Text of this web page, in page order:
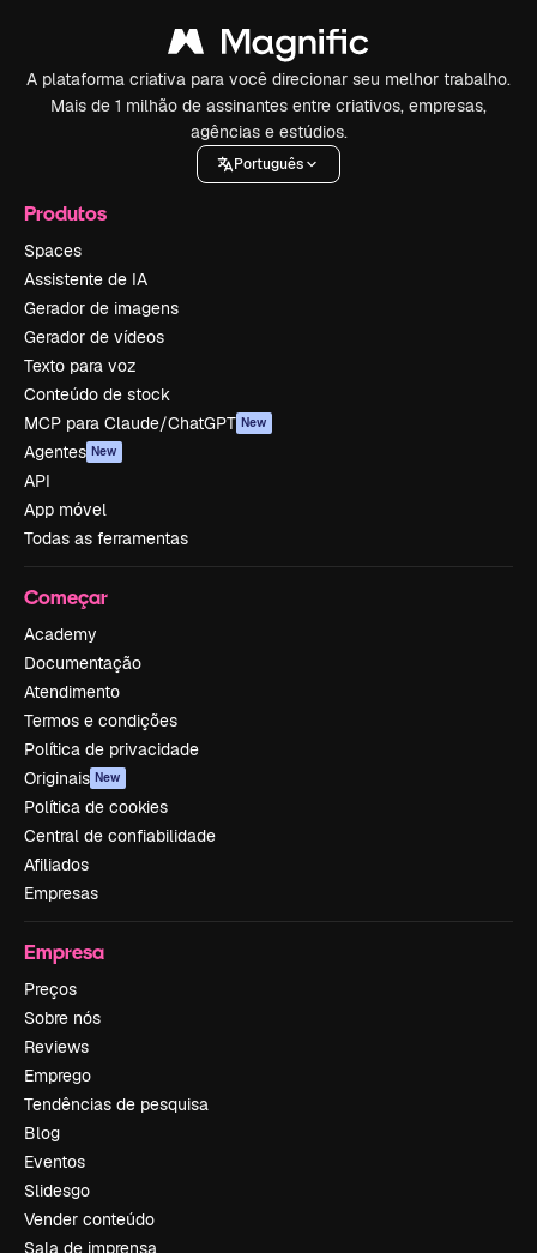
A plataforma criativa para você direcionar seu melhor trabalho.
Mais de 1 milhão de assinantes entre criativos, empresas,
agências e estúdios.
Português
Produtos
Spaces
Assistente de IA
Gerador de imagens
Gerador de vídeos
Texto para voz
Conteúdo de stock
MCP para Claude/ChatGPT New
Agentes New
API
App móvel
Todas as ferramentas
Começar
Academy
Documentação
Atendimento
Termos e condições
Política de privacidade
Originais New
Política de cookies
Central de confiabilidade
Afiliados
Empresas
Empresa
Preços
Sobre nós
Reviews
Emprego
Tendências de pesquisa
Blog
Eventos
Slidesgo
Vender conteúdo
Sala de imprensa